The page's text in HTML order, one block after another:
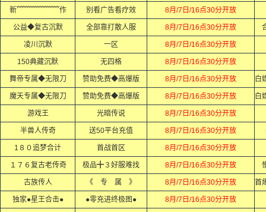
新﹌﹌﹌﹌﹌﹌作 别看广告看疗效 8月/7日/16点30分开放
公益◆复古沉默 全部靠打散人服 8月/7日/16点30分开放
凌川沉默 一区 8月/7日/16点30分开放
150典藏沉默 无四格 8月/7日/16点30分开放
舞帝专属◆无限刀 赞助免费◆高爆版 8月/7日/16点30分开放
魔天专属◆无限刀 赞助免费◆高爆版 8月/7日/16点30分开放
游戏王 光暗传说 8月/7日/16点30分开放
半兽人传奇 送50平台充值 8月/7日/16点30分开放
1８０追梦合计 首战首区 8月/7日/16点30分开放
１７６复古老传奇 极品╋３好服难找 8月/7日/16点30分开放
古族传人 《 专 属 》 8月/7日/16点30分开放
独家●星王合击● ●零充进终极图● 8月/7日/16点30分开放